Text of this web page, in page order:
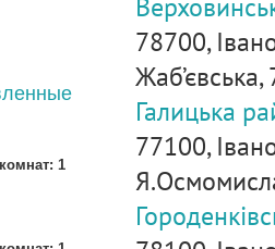
1
78700,
Жаб’євська,
Галицька
77100,